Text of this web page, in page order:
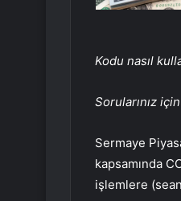
Kodu nasıl
Sorularınız
Sermaye
kapsamında
işlemlere